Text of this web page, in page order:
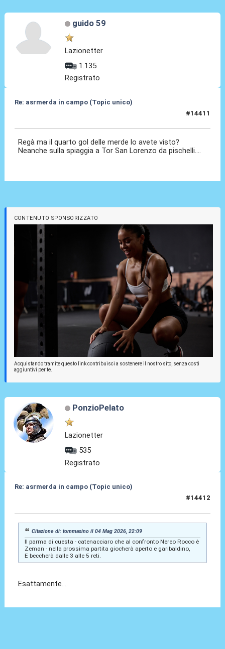
guido 59
Lazionetter
1.135
Registrato
Re: asrmerda in campo (Topic unico)
#14411
Regà ma il quarto gol delle merde lo avete visto?
Neanche sulla spiaggia a Tor San Lorenzo da pischelli....
CONTENUTO SPONSORIZZATO
Acquistando tramite questo link contribuisci a sostenere il nostro sito, senza costi
aggiuntivi per te.
PonzioPelato
Lazionetter
535
Registrato
Re: asrmerda in campo (Topic unico)
#14412
Citazione di: tommasino il 04 Mag 2026, 22:09
Il parma di cuesta - catenacciaro che al confronto Nereo Rocco è
Zeman - nella prossima partita giocherà aperto e garibaldino,
E beccherà dalle 3 alle 5 reti.
Esattamente....